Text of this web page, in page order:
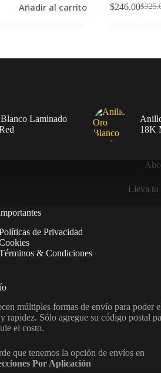
Añadir al carrito $
El
$246.00El
Laminado
18K
Lleva tu
de Privacidad
& Condiciones
múltiples formas de envío para poder
rapidez. Sólo agregue su código postal
el costo.
que tenemos la opción de envíos en
Por Aplicación